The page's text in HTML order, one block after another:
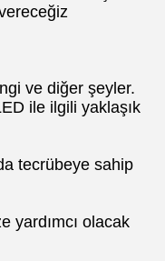
ve diğer şeyler.
ile ilgili yaklaşık
tecrübeye sahip
yardımcı olacak